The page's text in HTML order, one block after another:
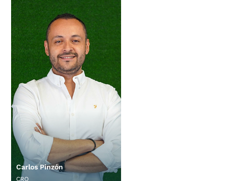
Carlos Pinzón
CRO